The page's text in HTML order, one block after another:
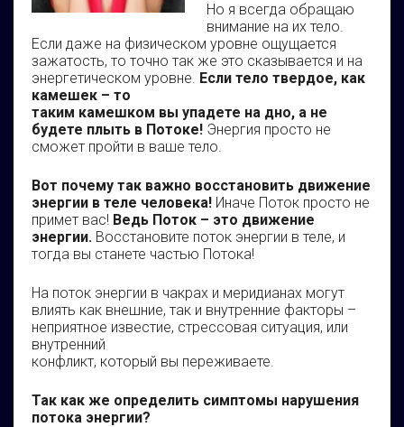
Но я всегда обращаю
внимание на их тело.
Если даже на физическом уровне ощущается
зажатость, то точно так же это сказывается и на
энергетическом уровне. Если тело твердое, как
камешек – то
таким камешком вы упадете на дно, а не
будете плыть в Потоке! Энергия просто не
сможет пройти в ваше тело.
Вот почему так важно восстановить движение
энергии в теле человека! Иначе Поток просто не
примет вас! Ведь Поток – это движение
энергии. Восстановите поток энергии в теле, и
тогда вы станете частью Потока!
На поток энергии в чакрах и меридианах могут
влиять как внешние, так и внутренние факторы –
неприятное известие, стрессовая ситуация, или
внутренний
конфликт, который вы переживаете.
Так как же определить симптомы нарушения
потока энергии?